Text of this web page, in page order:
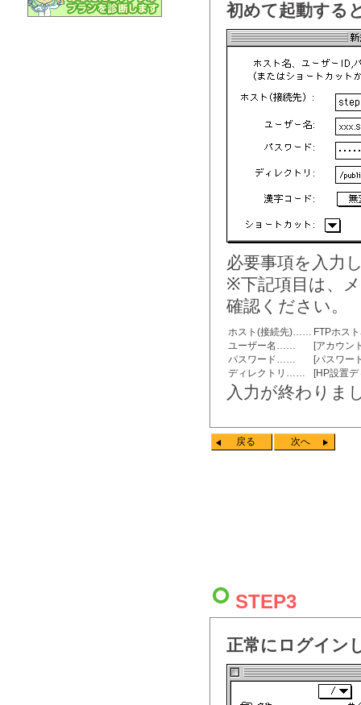
初めて起動する
必要事項を入力
※下記項目は、
確認ください。
ホスト(接続先)…… FTPホス
ユーザー名……
[アカウン
パスワード……
[パスワー
ディレクトリ……
[HP設置
入力が終わりま
戻る 次へ
STEP3
正常にログイン